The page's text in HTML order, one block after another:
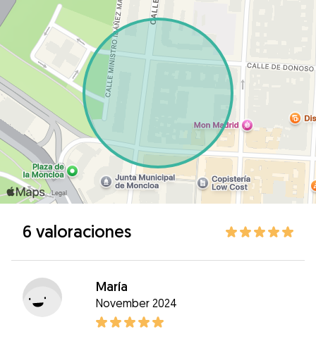
6 valoraciones
María
November 2024